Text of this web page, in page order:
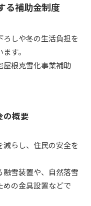
る補助金制度
しや冬の生活負担を
す。
屋根克雪化事業補助
の概要
らし、住民の安全を
雪装置や、自然落雪
の金具設置などで